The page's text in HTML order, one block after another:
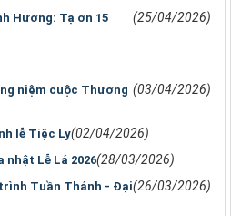
Hương: Tạ ơn 15
(25/04/2026)
niệm cuộc Thương (03/04/2026)
lễ Tiệc Ly(02/04/2026)
nhật Lễ Lá 2026(28/03/2026)
Tuần Thánh - Đại(26/03/2026)